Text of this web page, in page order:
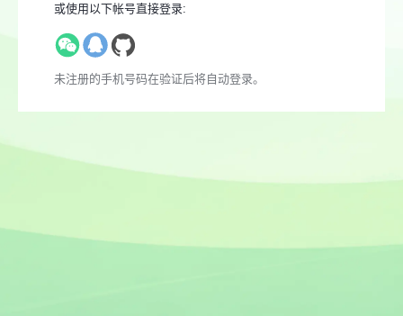
或使用以下帐号直接登录:
未注册的手机号码在验证后将自动登录。